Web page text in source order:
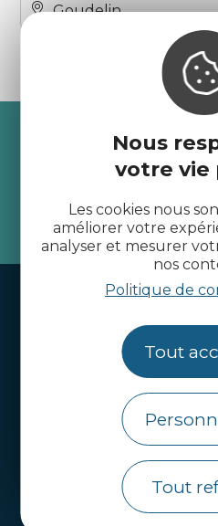
Nous
votre vie
Les cookies nous
améliorer votre
analyser et mesurer
nos
Politique de
Tout
Tout
Goudelin
Recevez
Côtes
je
Handi-
Côtes d’Armor
Agence de
d’Attractivité des